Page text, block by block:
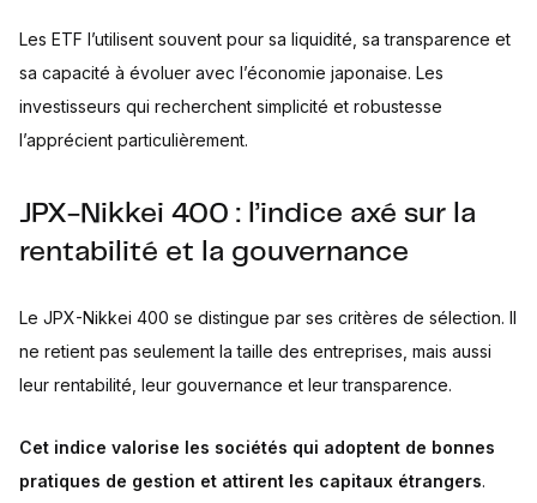
Les ETF l’utilisent souvent pour sa liquidité, sa transparence et
sa capacité à évoluer avec l’économie japonaise. Les
investisseurs qui recherchent simplicité et robustesse
l’apprécient particulièrement.
JPX-Nikkei 400 : l’indice axé sur la
rentabilité et la gouvernance
Le JPX-Nikkei 400 se distingue par ses critères de sélection. Il
ne retient pas seulement la taille des entreprises, mais aussi
leur rentabilité, leur gouvernance et leur transparence.
Cet indice valorise les sociétés qui adoptent de bonnes
pratiques de gestion et attirent les capitaux étrangers.